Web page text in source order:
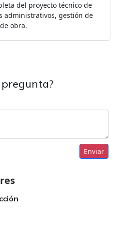
del proyecto técnico de
administrativos, gestión de
obra.
Enviar